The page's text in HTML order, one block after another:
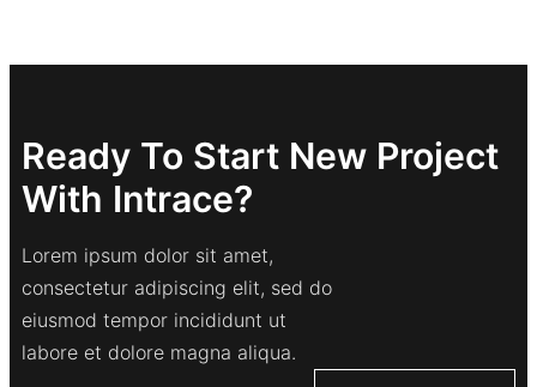
Ready To Start New Project
With Intrace?
Lorem ipsum dolor sit amet,
consectetur adipiscing elit, sed do
eiusmod tempor incididunt ut
labore et dolore magna aliqua.